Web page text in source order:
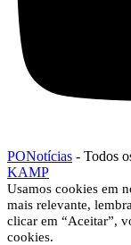
PONotícias - Todos
KAMP
Usamos cookies em
mais relevante,
clicar em “Aceitar”,
cookies.